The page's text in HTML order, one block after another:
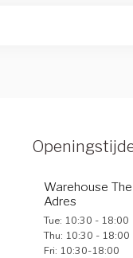
Warehouse
Adres
Tue: 10:30 - 18:00
Thu: 10:30 - 18:00
Fri: 10:30-18:00